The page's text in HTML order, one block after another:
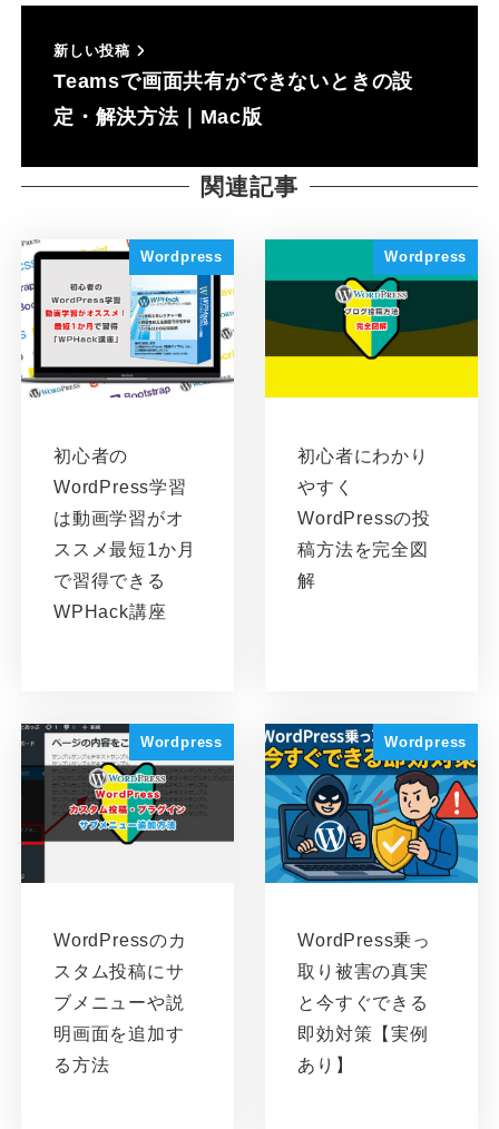
新しい投稿
Teamsで画面共有ができないときの設
定・解決方法｜Mac版
関連記事
Wordpress
初心者の
WordPress学習
は動画学習がオ
ススメ最短1か月
で習得できる
WPHack講座
Wordpress
初心者にわかり
やすく
WordPressの投
稿方法を完全図
解
Wordpress
WordPressのカ
スタム投稿にサ
ブメニューや説
明画面を追加す
る方法
Wordpress
WordPress乗っ
取り被害の真実
と今すぐできる
即効対策【実例
あり】